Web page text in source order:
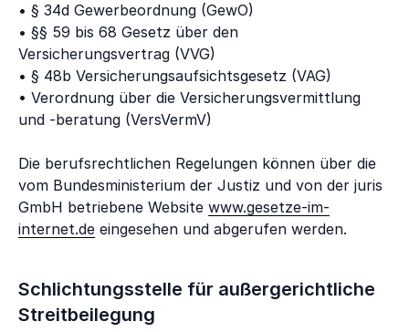
• § 34d Gewerbeordnung (GewO)
• §§ 59 bis 68 Gesetz über den
Versicherungsvertrag (VVG)
• § 48b Versicherungsaufsichtsgesetz (VAG)
• Verordnung über die Versicherungsvermittlung
und -beratung (VersVermV)
Die berufsrechtlichen Regelungen können über die
vom Bundesministerium der Justiz und von der juris
GmbH betriebene Website www.gesetze-im-
internet.de eingesehen und abgerufen werden.
Schlichtungsstelle für außergerichtliche
Streitbeilegung